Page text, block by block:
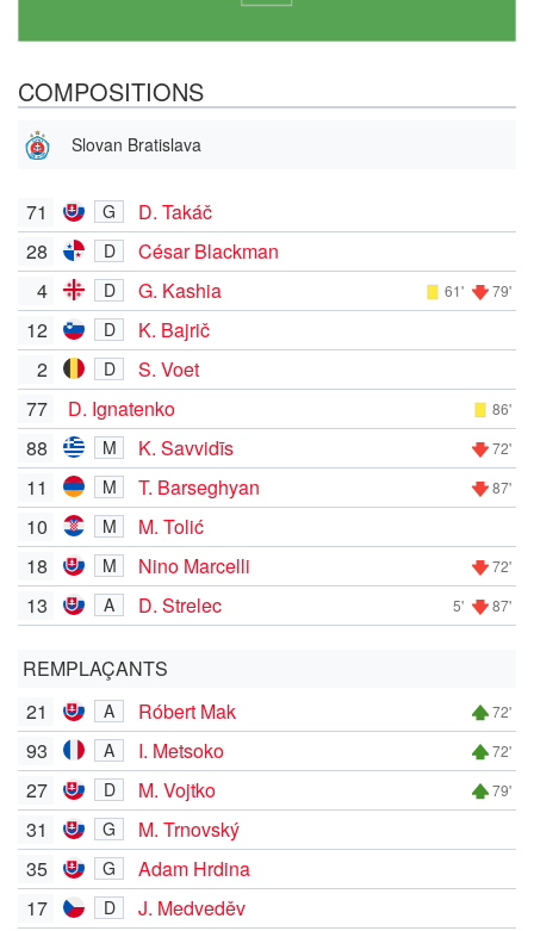
COMPOSITIONS
Slovan Bratislava
71 G
D. Takáč
28
D
César Blackman
4
D G. Kashia 61' 79'
12 D
K. Bajrič
2
D
S. Voet
77
D. Ignatenko 86'
88 M K. Savvidīs 72'
11 M T. Barseghyan 87'
10 M
M. Tolić
18
M Nino Marcelli 72'
13 A D. Strelec 5' 87'
REMPLAÇANTS
21
A Róbert Mak 72'
93 A I. Metsoko 72'
27 D M. Vojtko 79'
31 G
M. Trnovský
35
G
Adam Hrdina
17
D
J. Medveděv